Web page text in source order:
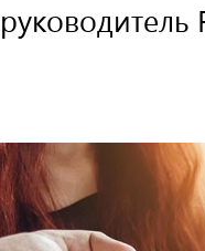
руководитель